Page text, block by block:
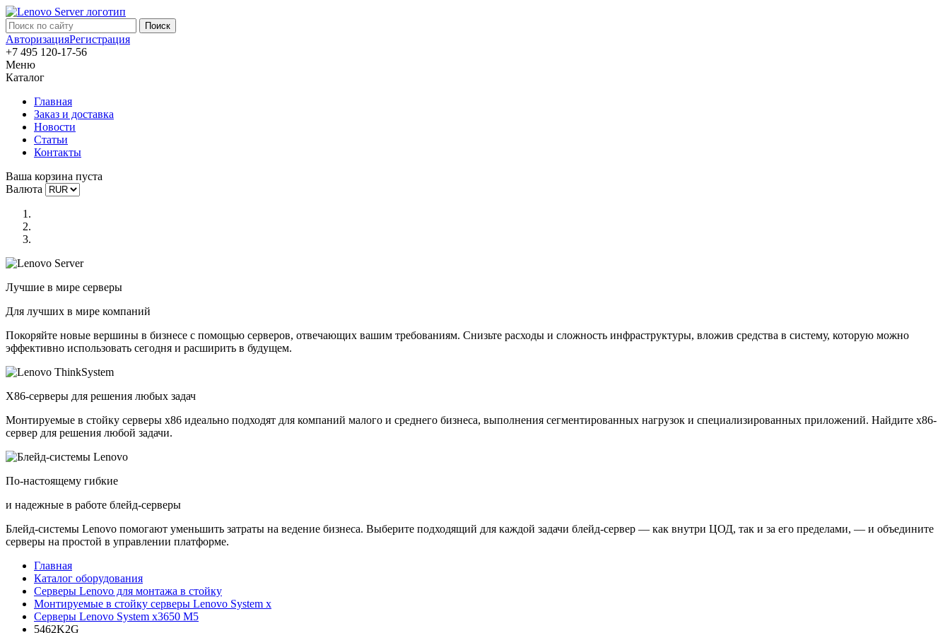
АвторизацияРегистрация
+7 495 120-17-56
Меню
Каталог
Главная
Заказ и доставка
Новости
Статьи
Контакты
Ваша корзина пуста
Валюта
Лучшие в мире серверы
Для лучших в мире компаний
Покоряйте новые вершины в бизнесе с помощью серверов, отвечающих вашим требованиям. Снизьте расходы и сложность инфраструктуры, вложив средства в систему, которую можно
эффективно использовать сегодня и расширить в будущем.
X86-серверы для решения любых задач
Монтируемые в стойку серверы x86 идеально подходят для компаний малого и среднего бизнеса, выполнения сегментированных нагрузок и специализированных приложений. Найдите x86-
сервер для решения любой задачи.
По-настоящему гибкие
и надежные в работе блейд-серверы
Блейд-системы Lenovo помогают уменьшить затраты на ведение бизнеса. Выберите подходящий для каждой задачи блейд-сервер — как внутри ЦОД, так и за его пределами, — и объедините
серверы на простой в управлении платформе.
Главная
Каталог оборудования
Серверы Lenovo для монтажа в стойку
Монтируемые в стойку серверы Lenovo System x
Серверы Lenovo System x3650 M5
5462K2G